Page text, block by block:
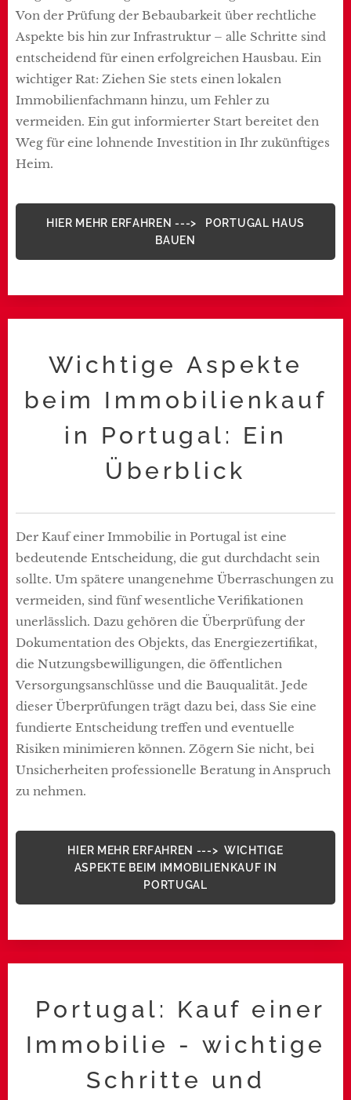
Von der Prüfung der Bebaubarkeit über rechtliche
Aspekte bis hin zur Infrastruktur – alle Schritte sind
entscheidend für einen erfolgreichen Hausbau. Ein
wichtiger Rat: Ziehen Sie stets einen lokalen
Immobilienfachmann hinzu, um Fehler zu
vermeiden. Ein gut informierter Start bereitet den
Weg für eine lohnende Investition in Ihr zukünftiges
Heim.
HIER MEHR ERFAHREN ---> PORTUGAL HAUS
BAUEN
Wichtige Aspekte
beim Immobilienkauf
in Portugal: Ein
Überblick
Der Kauf einer Immobilie in Portugal ist eine
bedeutende Entscheidung, die gut durchdacht sein
sollte. Um spätere unangenehme Überraschungen zu
vermeiden, sind fünf wesentliche Verifikationen
unerlässlich. Dazu gehören die Überprüfung der
Dokumentation des Objekts, das Energiezertifikat,
die Nutzungsbewilligungen, die öffentlichen
Versorgungsanschlüsse und die Bauqualität. Jede
dieser Überprüfungen trägt dazu bei, dass Sie eine
fundierte Entscheidung treffen und eventuelle
Risiken minimieren können. Zögern Sie nicht, bei
Unsicherheiten professionelle Beratung in Anspruch
zu nehmen.
HIER MEHR ERFAHREN ---> WICHTIGE
ASPEKTE BEIM IMMOBILIENKAUF IN
PORTUGAL
Portugal: Kauf einer
Immobilie - wichtige
Schritte und